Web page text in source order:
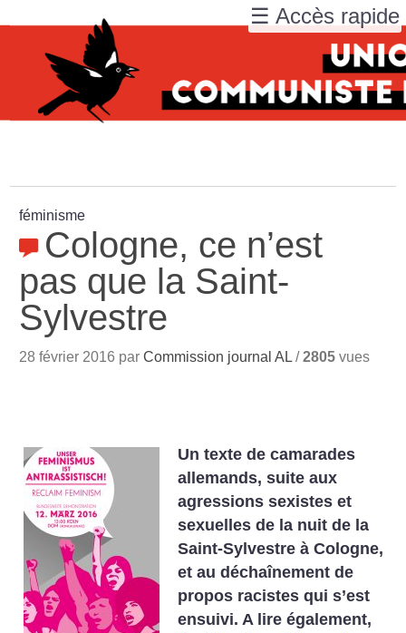
féminisme
Cologne, ce n’est
pas que la Saint-
Sylvestre
28 février 2016 parCommission journal AL /2805 vues
Un texte de camarades
allemands, suite aux
agressions sexistes et
sexuelles de la nuit de la
Saint-Sylvestre à Cologne,
et au déchaînement de
propos racistes qui s’est
ensuivi. A lire également,
☰ Accès rapide